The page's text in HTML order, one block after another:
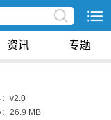
资讯 专题
v2.0
26.9 MB